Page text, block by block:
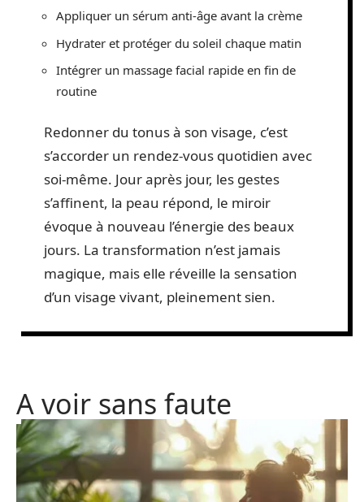
Appliquer un sérum anti-âge avant la crème
Hydrater et protéger du soleil chaque matin
Intégrer un massage facial rapide en fin de
routine
Redonner du tonus à son visage, c’est
s’accorder un rendez-vous quotidien avec
soi-même. Jour après jour, les gestes
s’affinent, la peau répond, le miroir
évoque à nouveau l’énergie des beaux
jours. La transformation n’est jamais
magique, mais elle réveille la sensation
d’un visage vivant, pleinement sien.
A voir sans faute